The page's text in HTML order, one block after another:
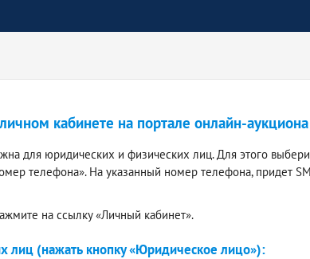
кабинете на портале онлайн-
для юридических и физических лиц. Для этого
телефона». На указанный номер телефона, придет
на ссылку «Личный кабинет».
лиц (нажать кнопку «Юридическое лицо»):